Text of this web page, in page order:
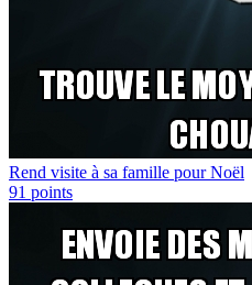
Rend visite à sa famille pour Noël
91 points